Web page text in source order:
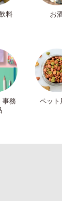
料 お
事務
ペット